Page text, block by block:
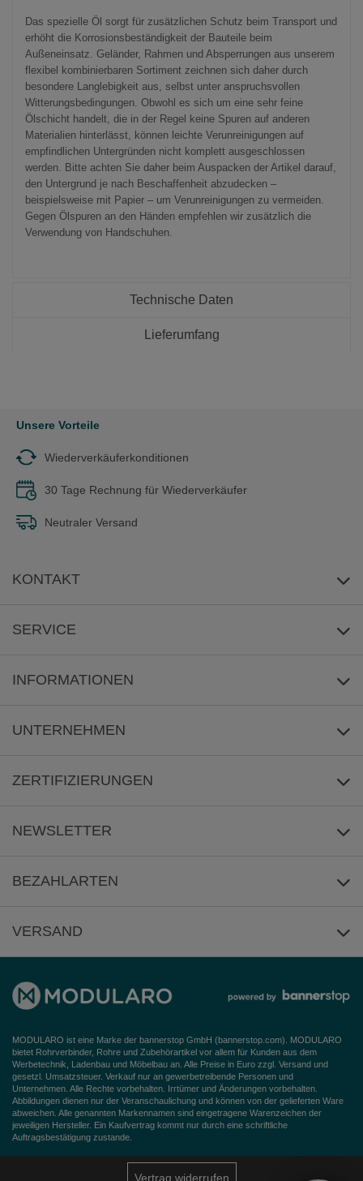
Das spezielle Öl sorgt für zusätzlichen Schutz beim Transport und
erhöht die Korrosionsbeständigkeit der Bauteile beim
Außeneinsatz. Geländer, Rahmen und Absperrungen aus unserem
flexibel kombinierbaren Sortiment zeichnen sich daher durch
besondere Langlebigkeit aus, selbst unter anspruchsvollen
Witterungsbedingungen. Obwohl es sich um eine sehr feine
Ölschicht handelt, die in der Regel keine Spuren auf anderen
Materialien hinterlässt, können leichte Verunreinigungen auf
empfindlichen Untergründen nicht komplett ausgeschlossen
werden. Bitte achten Sie daher beim Auspacken der Artikel darauf,
den Untergrund je nach Beschaffenheit abzudecken –
beispielsweise mit Papier – um Verunreinigungen zu vermeiden.
Gegen Ölspuren an den Händen empfehlen wir zusätzlich die
Verwendung von Handschuhen.
Technische Daten
Lieferumfang
Unsere Vorteile
Wiederverkäuferkonditionen
30 Tage Rechnung für Wiederverkäufer
Neutraler Versand
KONTAKT
SERVICE
INFORMATIONEN
Häufige Fragen
UNTERNEHMEN
AGB
Barrierefreiheitserklärung
ZERTIFIZIERUNGEN
NEWSLETTER
Anmeldung/Abmeldung
BEZAHLARTEN
VERSAND
MODULARO ist eine Marke der bannerstop GmbH (bannerstop.com). MODULARO
bietet Rohrverbinder, Rohre und Zubehörartikel vor allem für Kunden aus dem
Werbetechnik, Ladenbau und Möbelbau an. Alle Preise in Euro zzgl. Versand und
gesetzl. Umsatzsteuer. Verkauf nur an gewerbetreibende Personen und
Unternehmen. Alle Rechte vorbehalten. Irrtümer und Änderungen vorbehalten.
Abbildungen dienen nur der Veranschaulichung und können von der gelieferten Ware
abweichen. Alle genannten Markennamen sind eingetragene Warenzeichen der
jeweiligen Hersteller. Ein Kaufvertrag kommt nur durch eine schriftliche
Auftragsbestätigung zustande.
Vertrag widerrufen